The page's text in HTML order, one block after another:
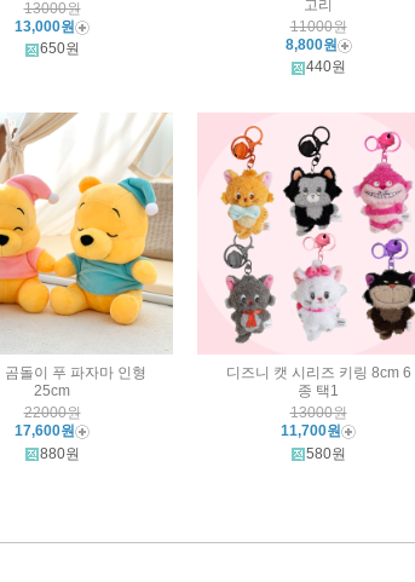
13000원
13,000원
650원
고리
11000원
8,800원
440원
곰돌이 푸 파자마 인형
25cm
22000원
17,600원
880원
디즈니 캣 시리즈 키링 8cm 6
종 택1
13000원
11,700원
580원